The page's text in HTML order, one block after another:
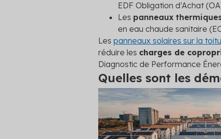
EDF Obligation d’Achat
Les panneaux
en eau chaude sanitaire
Les panneaux solaires sur la
réduire les charges de
Diagnostic de Performance
Quelles sont les